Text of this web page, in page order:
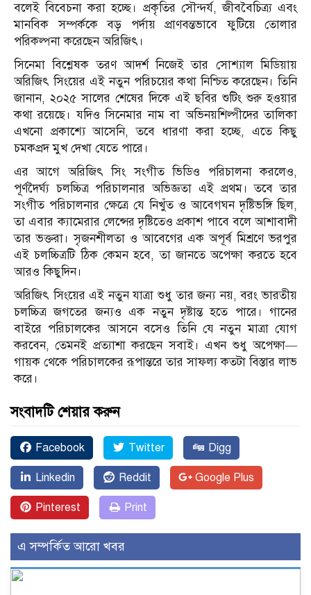
বলেই বিবেচনা করা হচ্ছে। প্রকৃতির সৌন্দর্য, জীববৈচিত্র্য এবং
মানবিক সম্পর্ককে বড় পর্দায় প্রাণবন্তভাবে ফুটিয়ে তোলার
পরিকল্পনা করেছেন অরিজিৎ।
সিনেমা বিশ্লেষক তরণ আদর্শ নিজেই তার সোশ্যাল মিডিয়ায়
অরিজিৎ সিংয়ের এই নতুন পরিচয়ের কথা নিশ্চিত করেছেন। তিনি
জানান, ২০২৫ সালের শেষের দিকে এই ছবির শুটিং শুরু হওয়ার
কথা রয়েছে। যদিও সিনেমার নাম বা অভিনয়শিল্পীদের তালিকা
এখনো প্রকাশ্যে আসেনি, তবে ধারণা করা হচ্ছে, এতে কিছু
চমকপ্রদ মুখ দেখা যেতে পারে।
এর আগে অরিজিৎ সিং সংগীত ভিডিও পরিচালনা করলেও,
পূর্ণদৈর্ঘ্য চলচ্চিত্র পরিচালনার অভিজ্ঞতা এই প্রথম। তবে তার
সংগীত পরিচালনার ক্ষেত্রে যে নিখুঁত ও আবেগঘন দৃষ্টিভঙ্গি ছিল,
তা এবার ক্যামেরার লেন্সের দৃষ্টিতেও প্রকাশ পাবে বলে আশাবাদী
তার ভক্তরা। সৃজনশীলতা ও আবেগের এক অপূর্ব মিশ্রণে ভরপুর
এই চলচ্চিত্রটি ঠিক কেমন হবে, তা জানতে অপেক্ষা করতে হবে
আরও কিছুদিন।
অরিজিৎ সিংয়ের এই নতুন যাত্রা শুধু তার জন্য নয়, বরং ভারতীয়
চলচ্চিত্র জগতের জন্যও এক নতুন দৃষ্টান্ত হতে পারে। গানের
বাইরে পরিচালকের আসনে বসেও তিনি যে নতুন মাত্রা যোগ
করবেন, তেমনই প্রত্যাশা করছেন সবাই। এখন শুধু অপেক্ষা—
গায়ক থেকে পরিচালকের রূপান্তরে তার সাফল্য কতটা বিস্তার লাভ
করে।
সংবাদটি শেয়ার করুন
Facebook Twitter Digg
Linkedin Reddit Google Plus
Pinterest Print
এ সম্পর্কিত আরো খবর